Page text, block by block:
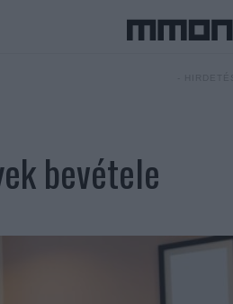
bevétele